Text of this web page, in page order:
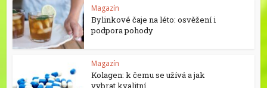
Magazín
Bylinkové čaje na léto: osvěžení i
podpora pohody
Magazín
Kolagen: k čemu se užívá a jak
vybrat kvalitní